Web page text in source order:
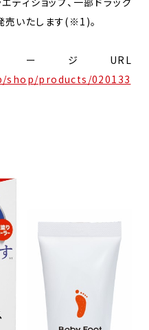
売いたします(※1)。
ジURL
products/020133